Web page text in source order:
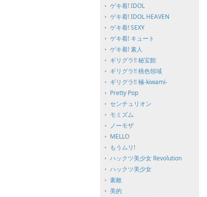
ゲキ着! IDOL
ゲキ着! IDOL HEAVEN
ゲキ着! SEXY
ゲキ着! キュート
ゲキ着! 素人
ギリグラ!! 秘宝館
ギリグラ!! 桃色領域
ギリグラ!! 極-kiwami-
Pretty Pop
センチュリオン
モミズム
ノーモザ
MELLO
もうムリ!
ハックツ美少女 Revolution
ハックツ美少女
素敵
美的